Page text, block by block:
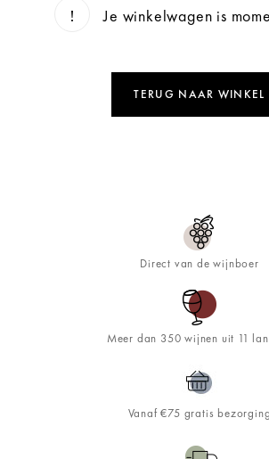
Je winkelwagen is
TERUG NAAR WINKEL
Direct van de wijnboer
Meer dan 350 wijnen uit 11
Vanaf €75 gratis bezorging